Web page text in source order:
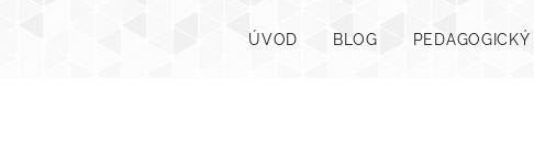
ÚVOD BLOG